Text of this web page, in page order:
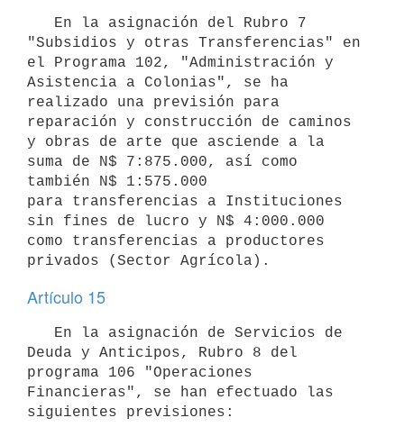
"Subsidios y otras Transferencias" en
el Programa 102, "Administración y
Asistencia a Colonias", se ha
realizado una previsión para
reparación y construcción de caminos
y obras de arte que asciende a la
suma de N$ 7:875.000, así como
también N$ 1:575.000
para transferencias a Instituciones
sin fines de lucro y N$ 4:000.000
como transferencias a productores
privados (Sector Agrícola).
Artículo 15
Deuda y Anticipos, Rubro 8 del
programa 106 "Operaciones
Financieras", se han efectuado las
siguientes previsiones: